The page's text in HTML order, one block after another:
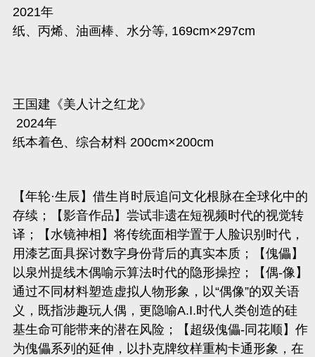
2021年
纸、丙烯、油画棒、水分等, 169cm×297cm
王国建《美人计之红龙》
2024年
纸本着色、综合材料 200cm×200cm
【年轮·生辰】借生肖时辰追问文化根脉在全球化中的
存续；【影音作品 】尝试非遗在短视频时代的视觉转
译；【水镜神相】将传统面相学置于人脸识别时代，
用漆艺面具探讨数字身份背后的真实本质；【傀儡】
以泉州提线木偶喻示算法时代的隐形操控；【偶-像】
通过不同材料塑造虚拟人物形象，以“偶像”的双关语
义，既指涉趣玩人偶，更隐喻A.I.时代人类创造的硅
基生命可能带来的潜在风险；【超级傀儡-同花顺】作
为傀儡系列的延伸，以扑克牌纹样重构卡通形象，在